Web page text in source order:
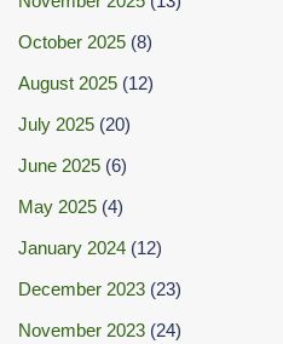
October 2025 (8)
August 2025 (12)
July 2025 (20)
June 2025 (6)
May 2025 (4)
January 2024 (12)
December 2023 (23)
November 2023 (24)